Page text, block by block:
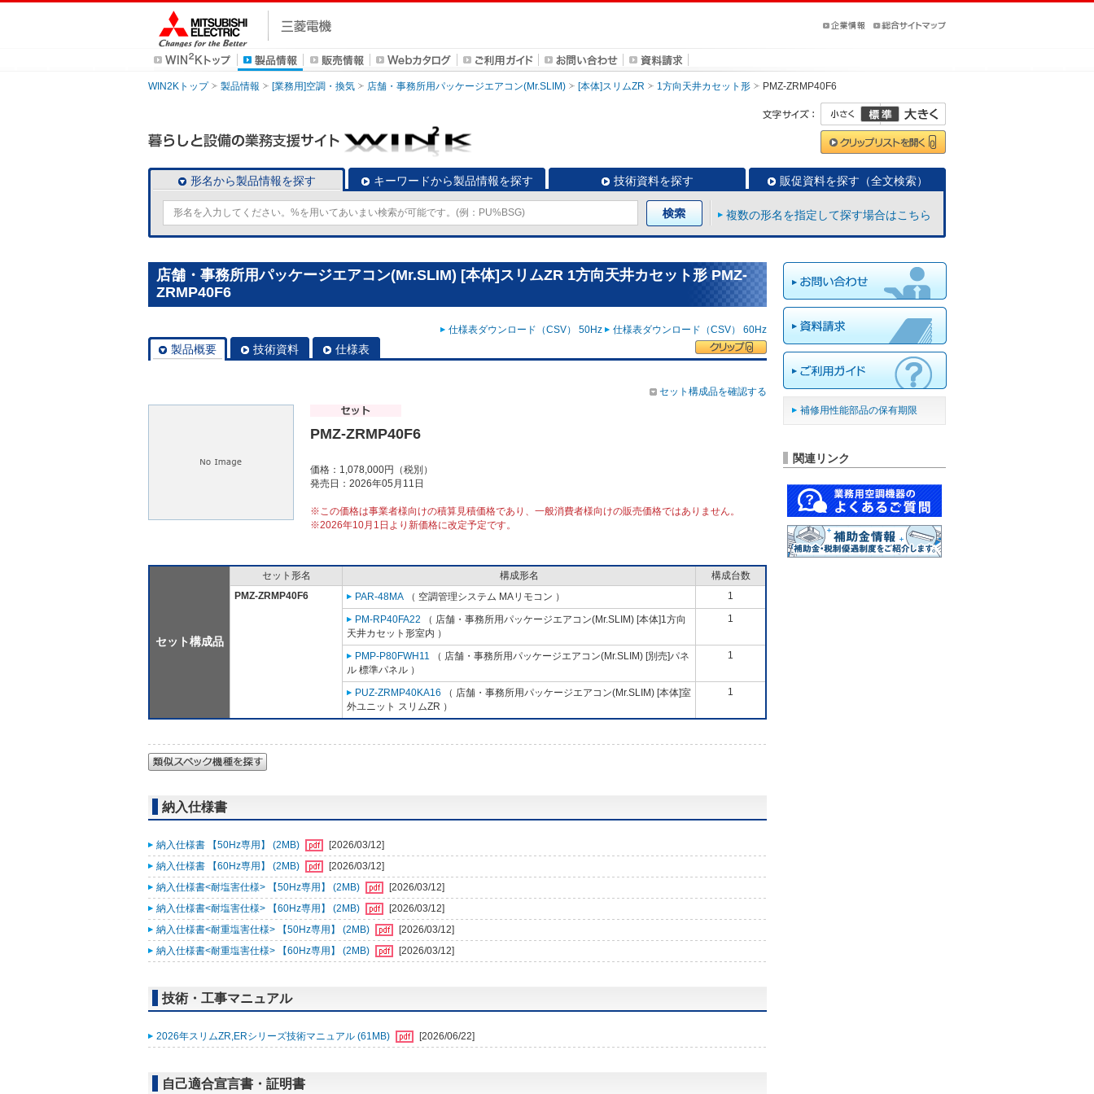
WIN2Kトップ 製品情報 [業務用]空調・換気 店舗・事務所用パッケージエアコン(Mr.SLIM) [本体]スリムZR 1方向天井カセット形 PMZ-ZRMP40F6
形名から製品情報を探す キーワードから製品情報を探す 技術資料を探す 販促資料を探す（全文検索）
複数の形名を指定して探す場合はこちら
店舗・事務所用パッケージエアコン(Mr.SLIM) [本体]スリムZR 1方向天井カセット形 PMZ-
ZRMP40F6
仕様表ダウンロード（CSV） 50Hz 仕様表ダウンロード（CSV） 60Hz
製品概要 技術資料 仕様表
セット構成品を確認する
PMZ-ZRMP40F6
価格：1,078,000円（税別）
発売日：2026年05月11日
※この価格は事業者様向けの積算見積価格であり、一般消費者様向けの販売価格ではありません。
※2026年10月1日より新価格に改定予定です。
セット構成品
セット形名 構成形名
構成台数
PMZ-ZRMP40F6
PAR-48MA （ 空調管理システム MAリモコン ） 1
PM-RP40FA22 （ 店舗・事務所用パッケージエアコン(Mr.SLIM) [本体]1方向
天井カセット形室内 ）
1
PMP-P80FWH11 （ 店舗・事務所用パッケージエアコン(Mr.SLIM) [別売]パネ
ル 標準パネル ）
1
PUZ-ZRMP40KA16 （ 店舗・事務所用パッケージエアコン(Mr.SLIM) [本体]室
外ユニット スリムZR ）
1
納入仕様書
納入仕様書 【50Hz専用】 (2MB)
[2026/03/12]
納入仕様書 【60Hz専用】 (2MB)
[2026/03/12]
納入仕様書<耐塩害仕様> 【50Hz専用】 (2MB)
[2026/03/12]
納入仕様書<耐塩害仕様> 【60Hz専用】 (2MB)
[2026/03/12]
納入仕様書<耐重塩害仕様> 【50Hz専用】 (2MB)
[2026/03/12]
納入仕様書<耐重塩害仕様> 【60Hz専用】 (2MB)
[2026/03/12]
技術・工事マニュアル
2026年スリムZR,ERシリーズ技術マニュアル (61MB) [2026/06/22]
自己適合宣言書・証明書
補修用性能部品の保有期限
関連リンク